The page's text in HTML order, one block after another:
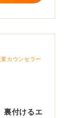
カウンセラー
裏付けるエ